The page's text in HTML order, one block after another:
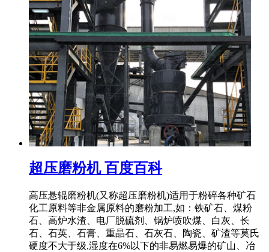
超压磨粉机 百度百科
高压悬辊磨粉机(又称超压磨粉机)适用于粉碎各种矿石
化工原料等非金属原料的磨粉加工,如：铁矿石、煤粉
石、高炉水渣、电厂脱硫剂、锅炉喷吹煤、白灰、长
石、石英、石膏、重晶石、石灰石、陶瓷、矿渣等莫氏
硬度不大于级,湿度在6%以下的非易燃易爆的矿山、冶